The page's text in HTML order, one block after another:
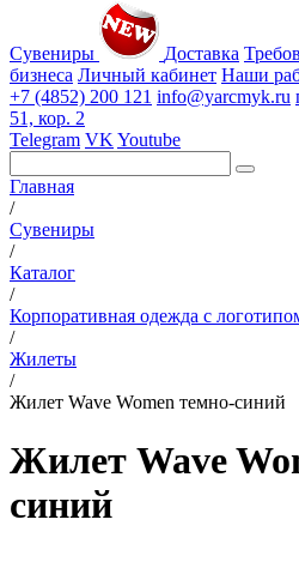
Сувениры Доставка
бизнеса Личный кабинет Наши
+7 (4852) 200 121 info@yarcmyk.ru
51, кор. 2
Telegram VK Youtube
Главная
/
Сувениры
/
Каталог
/
Корпоративная одежда с
/
Жилеты
/
Жилет Wave Women темно-синий
Жилет Wave
синий